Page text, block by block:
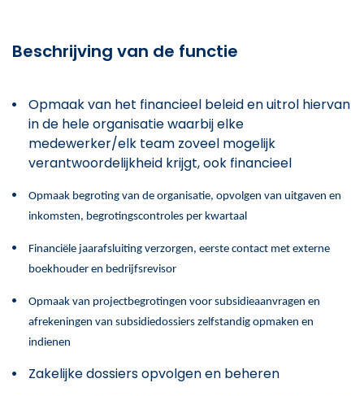
Beschrijving van de functie
Opmaak van het financieel beleid en uitrol hiervan
in de hele organisatie waarbij elke
medewerker/elk team zoveel mogelijk
verantwoordelijkheid krijgt, ook financieel
Opmaak begroting van de organisatie, opvolgen van uitgaven en
inkomsten, begrotingscontroles per kwartaal
Financiële jaarafsluiting verzorgen, eerste contact met externe
boekhouder en bedrijfsrevisor
Opmaak van projectbegrotingen voor subsidieaanvragen en
afrekeningen van subsidiedossiers zelfstandig opmaken en
indienen
Zakelijke dossiers opvolgen en beheren